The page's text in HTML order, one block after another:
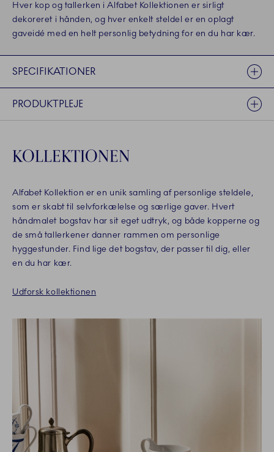
Hver kop og tallerken i Alfabet Kollektionen er sirligt
dekoreret i hånden, og hver enkelt steldel er en oplagt
gaveidé med en helt personlig betydning for en du har kær.
SPECIFIKATIONER
PRODUKTPLEJE
KOLLEKTIONEN
Alfabet Kollektion er en unik samling af personlige steldele,
som er skabt til selvforkælelse og særlige gaver. Hvert
håndmalet bogstav har sit eget udtryk, og både kopperne og
de små tallerkener danner rammen om personlige
hyggestunder. Find lige det bogstav, der passer til dig, eller
en du har kær.
Udforsk kollektionen